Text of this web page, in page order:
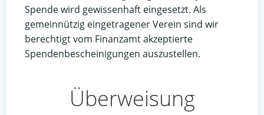
Spende wird gewissenhaft eingesetzt. Als
gemeinnützig eingetragener Verein sind wir
berechtigt vom Finanzamt akzeptierte
Spendenbescheinigungen auszustellen.
Überweisung